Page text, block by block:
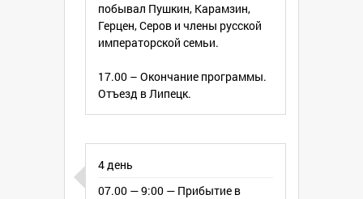
побывал Пушкин, Карамзин,
Герцен, Серов и члены русской
императорской семьи.
17.00 – Окончание программы.
Отъезд в Липецк.
4 день
07.00 — 9:00 — Прибытие в